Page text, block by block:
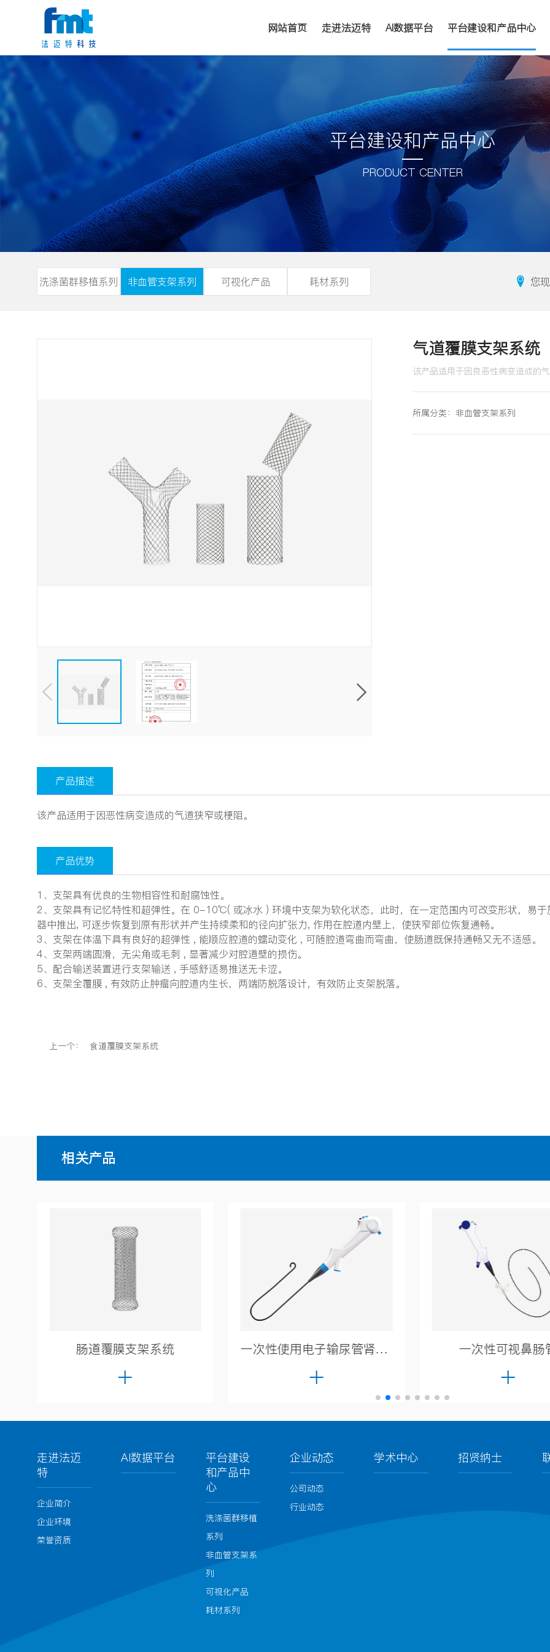
网站首页 走进法迈特 AI数据平台 平台建设和产品中心
平台建设和产品中心
PRODUCT CENTER
洗涤菌群移植系列 非血管支架系列 可视化产品 耗材系列 您
气道覆膜支架系统
该产品适用于因良恶性病变造成的
所属分类： 非血管支架系列
产品描述
该产品适用于因恶性病变造成的气道狭窄或梗阻。
产品优势
1、支架具有优良的生物相容性和耐腐蚀性。
2、支架具有记忆特性和超弹性。在 0-10℃( 或冰水 ) 环境中支架为软化状态，此时，在一定范围内可改变形状，易
器中推出, 可逐步恢复到原有形状并产生持续柔和的径向扩张力, 作用在腔道内壁上，使狭窄部位恢复通畅。
3、支架在体温下具有良好的超弹性 , 能顺应腔道的蠕动变化 , 可随腔道弯曲而弯曲，使肠道既保持通畅又无不适感。
4、支架两端圆滑，无尖角或毛刺 , 显著减少对腔道壁的损伤。
5、配合输送装置进行支架输送 , 手感舒适易推送无卡涩。
6、支架全覆膜 , 有效防止肿瘤向腔道内生长，两端防脱落设计，有效防止支架脱落。
上一个： 食道覆膜支架系统
相关产品
一次性使用电子输尿管肾盂内窥镜导管 一次性可视鼻肠管 标准化智能粪菌分
走进法迈
特
企业简介
企业环境
荣誉资质
AI数据平台
平台建设
和产品中
心
洗涤菌群移植
系列
非血管支架系
列
可视化产品
耗材系列
企业动态
公司动态
行业动态
学术中心 招贤纳士